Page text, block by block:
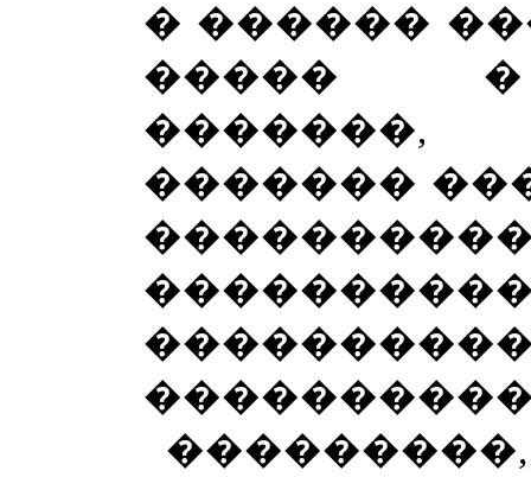
� ������
����� �
�������,
�������